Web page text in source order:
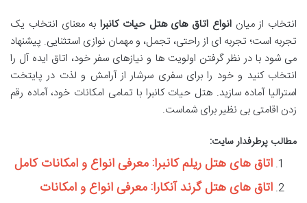
انتخاب از میانانواع اتاق های هتل حیات کانبرا به معنای انتخاب یک
تجربه است؛ تجربه ای از راحتی، تجمل، و مهمان نوازی استثنایی. پیشنهاد
می شود با در نظر گرفتن اولویت ها و نیازهای سفر خود، اتاق ایده آل را
انتخاب کنید و خود را برای سفری سرشار از آرامش و لذت در پایتخت
استرالیا آماده سازید. هتل حیات کانبرا با تمامی امکانات خود، آماده رقم
زدن اقامتی بی نظیر برای شماست.
مطالب پرطرفدار سایت:
اتاق های هتل ریلم کانبرا: معرفی انواع و امکانات کامل
اتاق های هتل گرند آنکارا: معرفی انواع و امکانات